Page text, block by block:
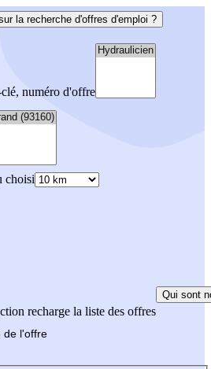
la recherche d'offres d'emploi ?
numéro d'offre
choisi
recharge la liste des offres
Qui sont
de l'offre